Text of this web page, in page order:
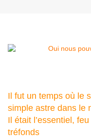
Il fut un temps où le
simple astre dans le
Il était l’essentiel, feu
tréfonds